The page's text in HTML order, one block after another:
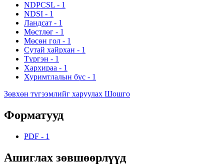
NDPCSL - 1
NDSI - 1
Ландсат - 1
Мөстлөг - 1
Мөсөн гол - 1
Сутай хайрхан - 1
Түргэн - 1
Хархираа - 1
Хуримтлалын бүс - 1
Зөвхөн түгээмлийг харуулах Шошго
Форматууд
PDF - 1
Ашиглах зөвшөөрлүүд